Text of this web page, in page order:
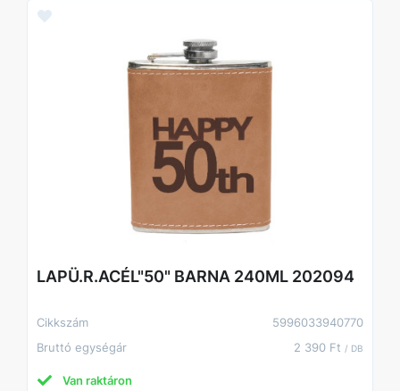
LAPÜ.R.ACÉL"50" BARNA 240ML 202094
Cikkszám
5996033940770
Bruttó egységár
2 390 Ft / DB
Van raktáron